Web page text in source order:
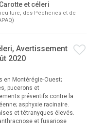
et céleri
des Pêcheries et de
Avertissement
2020
en Montérégie-Ouest;
pucerons et
préventifs contre la
asphyxie racinaire.
et tétranyques élevés.
et fusariose